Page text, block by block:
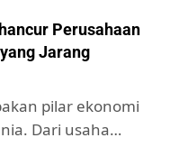
Perusahaan
Jarang
pilar ekonomi
Dari usaha…